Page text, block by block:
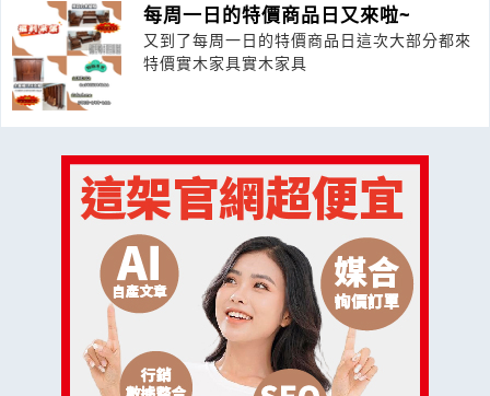
每周一日的特價商品日又來啦~
又到了每周一日的特價商品日這次大部分都來
特價實木家具實木家具